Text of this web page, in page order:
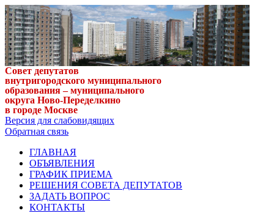
Совет депутатов
внутригородского муниципального
образования – муниципального
округа Ново-Переделкино
в городе Москве
Версия для слабовидящих
Обратная связь
ГЛАВНАЯ
ОБЪЯВЛЕНИЯ
ГРАФИК ПРИЕМА
РЕШЕНИЯ СОВЕТА ДЕПУТАТОВ
ЗАДАТЬ ВОПРОС
КОНТАКТЫ